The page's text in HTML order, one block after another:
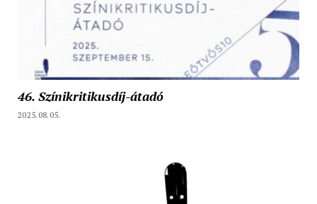
46. Színikritikusdíj-átadó
2025.08.05.